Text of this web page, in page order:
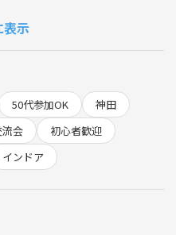
。たっぷり超5時間とってますの
出もOK☆
を使って遊びたい」
ゲーム会です🎉
に
表示
50代参加OK
神田
会
初心者歓迎
インドア